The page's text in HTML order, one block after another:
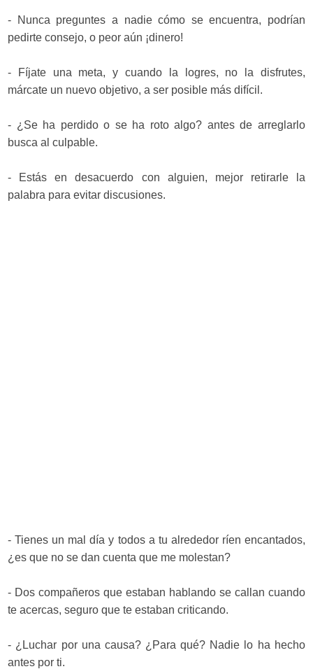
- Nunca preguntes a nadie cómo se encuentra, podrían
pedirte consejo, o peor aún ¡dinero!
- Fíjate una meta, y cuando la logres, no la disfrutes,
márcate un nuevo objetivo, a ser posible más difícil.
- ¿Se ha perdido o se ha roto algo? antes de arreglarlo
busca al culpable.
- Estás en desacuerdo con alguien, mejor retirarle la
palabra para evitar discusiones.
- Tienes un mal día y todos a tu alrededor ríen encantados,
¿es que no se dan cuenta que me molestan?
- Dos compañeros que estaban hablando se callan cuando
te acercas, seguro que te estaban criticando.
- ¿Luchar por una causa? ¿Para qué? Nadie lo ha hecho
antes por ti.